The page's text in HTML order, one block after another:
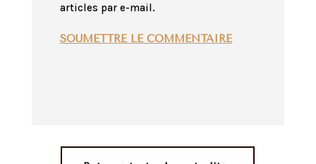
articles par e-mail.
SOUMETTRE LE COMMENTAIRE